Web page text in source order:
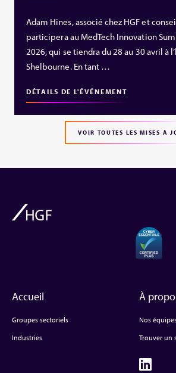
Adam Hines, associé chez HGF et
participera au MedTech Innovation
2026, qui se tiendra du 28 au 30 avril à
Shelbourne. En tant …
DÉTAILS DE L'ÉVÉNEMENT
VOIR TOUTES LES MISES À
Accueil
Groupes sectoriels
Industries
À
Nos
Trouver un